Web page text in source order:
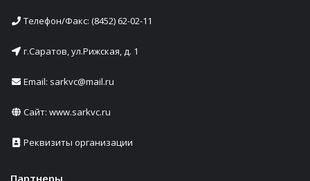
Телефон/Факс: (8452) 62-02-11
г.Саратов, ул.Рижская, д. 1
Email: sarkvc@mail.ru
Сайт: www.sarkvc.ru
Реквизиты организации